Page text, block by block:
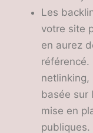
Les
votre site
en aurez
référencé.
netlinking,
basée sur
mise en
publiques.